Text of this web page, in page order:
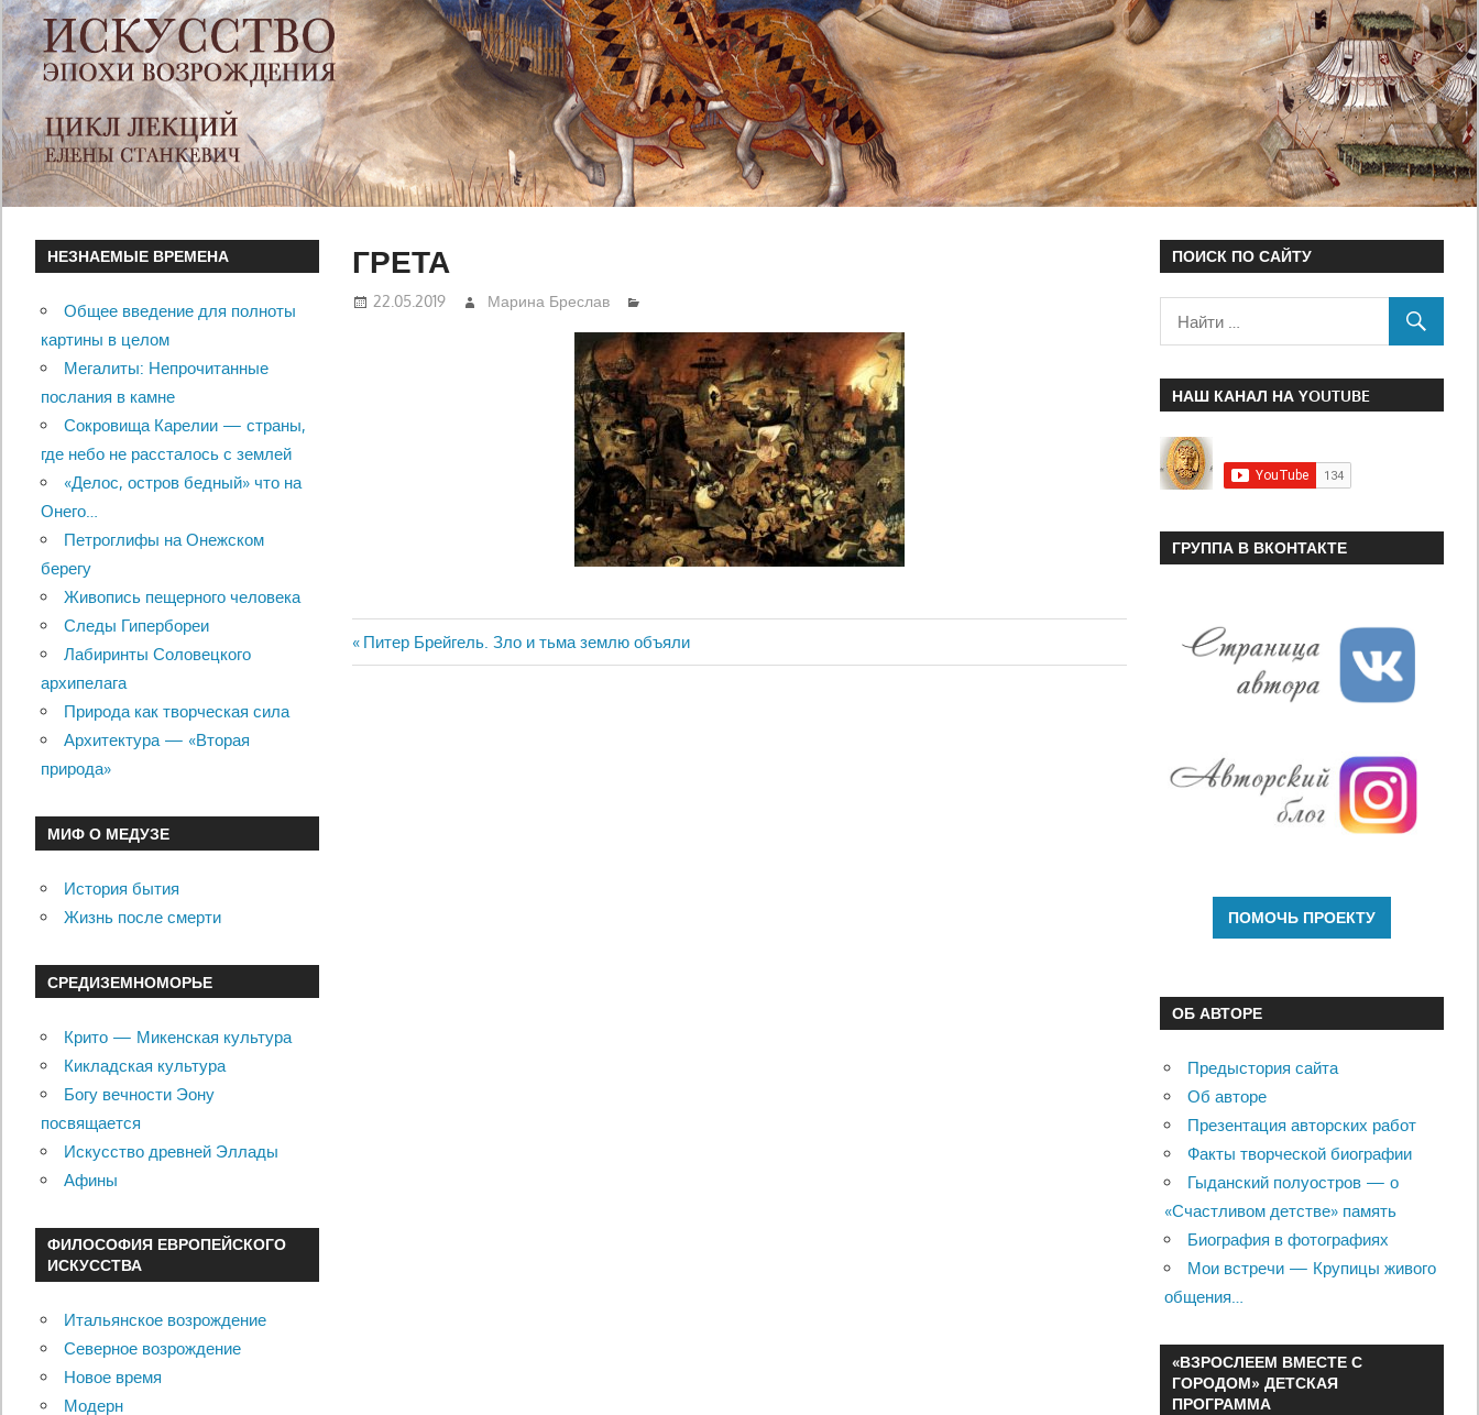
ГРЕТА
22.05.2019 Марина Бреслав
Навигация
Previous
Post:
Питер Брейгель. Зло и тьма землю объяли
НЕЗНАЕМЫЕ ВРЕМЕНА
Общее введение для полноты
картины в целом
Мегалиты: Непрочитанные
послания в камне
Сокровища Карелии — страны,
где небо не рассталось с землей
«Делос, остров бедный» что на
Онего…
Петроглифы на Онежском
берегу
Живопись пещерного человека
Следы Гипербореи
Лабиринты Соловецкого
архипелага
Природа как творческая сила
Архитектура — «Вторая
природа»
МИФ О МЕДУЗЕ
История бытия
Жизнь после смерти
СРЕДИЗЕМНОМОРЬЕ
Крито — Микенская культура
Кикладская культура
Богу вечности Эону
посвящается
Искусство древней Эллады
Афины
ФИЛОСОФИЯ ЕВРОПЕЙСКОГО
ИСКУССТВА
Итальянское возрождение
Северное возрождение
Новое время
Модерн
ПОИСК ПО САЙТУ
НАШ КАНАЛ НА YOUTUBE
ГРУППА В ВКОНТАКТЕ
ОБ АВТОРЕ
Предыстория сайта
Об авторе
Презентация авторских работ
Факты творческой биографии
Гыданский полуостров — о
«Счастливом детстве» память
Биография в фотографиях
Мои встречи — Крупицы живого
общения…
«ВЗРОСЛЕЕМ ВМЕСТЕ С
ГОРОДОМ» ДЕТСКАЯ
ПРОГРАММА